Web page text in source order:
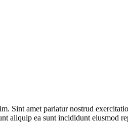
Sint amet pariatur nostrud
aliquip ea sunt incididunt eiusmod